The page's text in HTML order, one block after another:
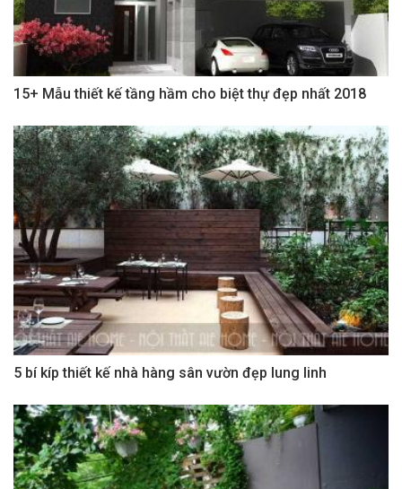
15+ Mẫu thiết kế tầng hầm cho biệt thự đẹp nhất 2018
5 bí kíp thiết kế nhà hàng sân vườn đẹp lung linh